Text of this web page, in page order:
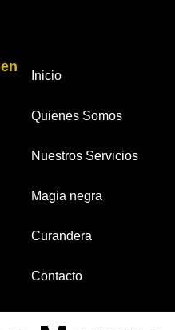
Inicio
Quienes Somos
Nuestros Servicios
Magia negra
Curandera
Contacto